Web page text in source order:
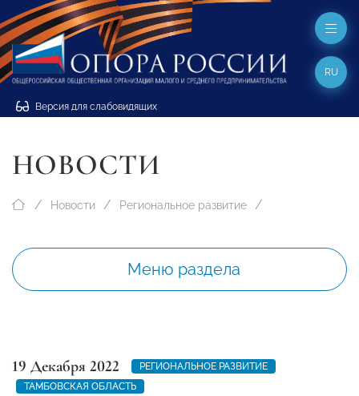
Версия для слабовидящих
RU
НОВОСТИ
Новости Региональное развитие
Меню раздела
19 Декабря 2022
РЕГИОНАЛЬНОЕ РАЗВИТИЕ
ТАМБОВСКАЯ ОБЛАСТЬ